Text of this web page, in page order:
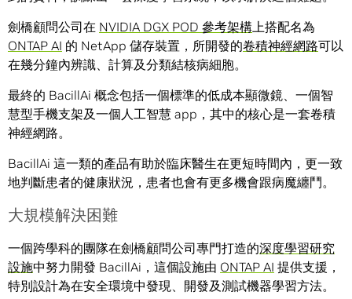
劍橋顧問公司在 NVIDIA DGX POD 參考架構上搭配名為
ONTAP AI 的 NetApp 儲存裝置，所開發的卷積神經網路可以
在幾分鐘內辨識、計算及分類結核病細胞。
最終的 BacillAi 概念包括一個標準的低成本顯微鏡、一個智
慧型手機支架及一個人工智慧 app，其中的核心是一套卷積
神經網路。
BacillAi 這一類的產品有助於臨床醫生在更短時間內，更一致
地判斷患者的健康狀況，患者也會有更多機會跟病魔纏鬥。
大規模解決困難
一個跨學科的團隊在劍橋顧問公司專門打造的深度學習研究
設施中努力開發 BacillAi，這個設施由 ONTAP AI 提供支援，
特別設計為在安全環境中發現、開發及測試機器學習方法。